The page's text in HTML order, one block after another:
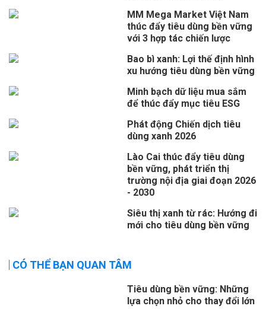
MM Mega Market Việt Nam
thúc đẩy tiêu dùng bền vững
với 3 hợp tác chiến lược
Bao bì xanh: Lợi thế định hình
xu hướng tiêu dùng bền vững
Minh bạch dữ liệu mua sắm
để thúc đẩy mục tiêu ESG
Phát động Chiến dịch tiêu
dùng xanh 2026
Lào Cai thúc đẩy tiêu dùng
bền vững, phát triển thị
trường nội địa giai đoạn 2026
- 2030
Siêu thị xanh từ rác: Hướng đi
mới cho tiêu dùng bền vững
CÓ THỂ BẠN QUAN TÂM
Tiêu dùng bền vững: Những
lựa chọn nhỏ cho thay đổi lớn